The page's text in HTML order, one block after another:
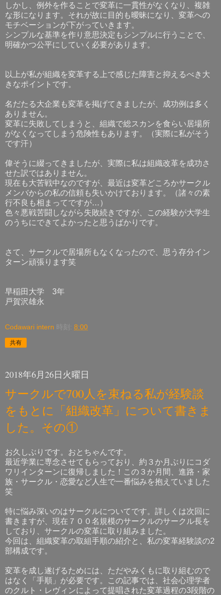
しかし、例外を作ることで変革に一貫性がなくなり、複雑
な形になります。それが故に目的も曖昧になり、変革への
モチベーションが下がっていきます。
シンプルな基準を作り意思決定もシンプルに行うことで、
明確かつ公平にしていく必要があります。
以上が私が組織を変革する上で感じた障害と抑えるべき大
きなポイントです。
名だたる大企業も変革を掲げてきましたが、成功例は多く
ありません。
変革に失敗してしまうと、組織で総スカンを食らい居場所
がなくなってしまう危険性もあります。（実際に私がそう
です汗）
偉そうに綴ってきましたが、実際に私は組織改革を成功さ
せた訳ではありません。
現在も大苦戦中なのですが、最近は変革どころかサークル
メンバからの私の信頼も失いかけております。（諸々の素
行不良も相まってですが…）
色々悪戦苦闘しながら失敗続きですが、この経験が大学生
のうちにできてよかったと思うばかりです。
さて、サークルで居場所もなくなったので、思う存分イン
ターン頑張ります笑
早稲田大学 3年
戸賀沢雄永
Codawari intern 時刻: 8:00
共有
2018年6月26日火曜日
サークルで700人を束ねる私が経験談
をもとに「組織改革」について書きま
した。その①
お久しぶりです。おとちゃんです。
最近学業に専念させてもらっており、約３か月ぶりにコダ
ワリインターンに復帰しました！この３か月間、進路・家
族・サークル・恋愛など人生で一番悩みを抱えていました
笑
特に悩み深いのはサークルについてです。詳しくは次回に
書きますが、現在７００名規模のサークルのサークル長を
しており、サークルの変革に取り組みました。
今回は、組織変革の取組手順の紹介と、私の変革経験談の2
部構成です。
変革を成し遂げるためには、ただやみくもに取り組むので
はなく「手順」が必要です。この記事では、社会心理学者
のクルト・レヴィンによって提唱された変革過程の3段階の